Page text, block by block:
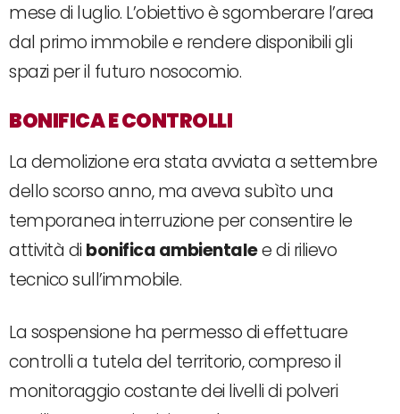
mese di luglio. L’obiettivo è sgomberare l’area
dal primo immobile e rendere disponibili gli
spazi per il futuro nosocomio.
BONIFICA E CONTROLLI
La demolizione era stata avviata a settembre
dello scorso anno, ma aveva subìto una
temporanea interruzione per consentire le
attività di bonifica ambientalee di rilievo
tecnico sull’immobile.
La sospensione ha permesso di effettuare
controlli a tutela del territorio, compreso il
monitoraggio costante dei livelli di polveri